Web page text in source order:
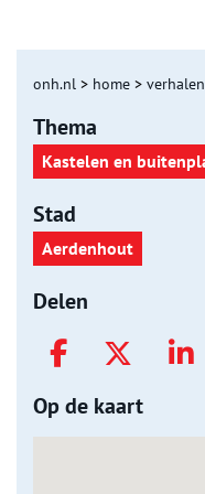
onh.nl > home > verhalen
Thema
Kastelen en
Stad
Aerdenhout
Delen
Op de kaart